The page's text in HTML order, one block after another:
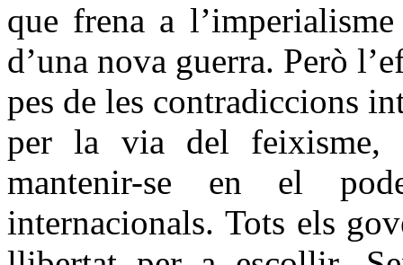
que frena a
d’una nova guerra. Però
pes de les contradiccions
per la via del feixisme,
mantenir-se en el
internacionals. Tots els